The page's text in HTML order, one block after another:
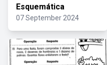
Esquemática
07 September 2024